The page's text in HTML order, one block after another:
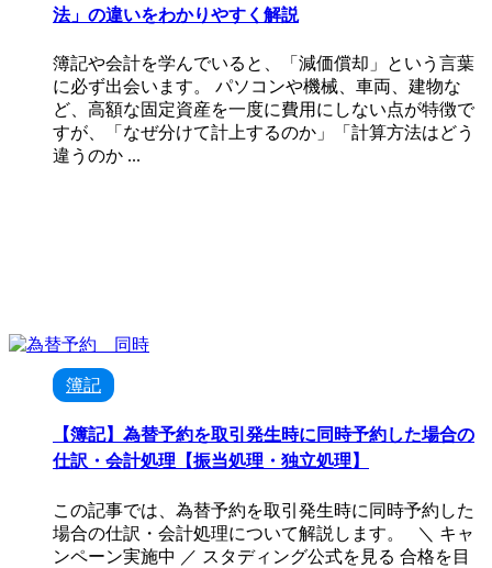
法」の違いをわかりやすく解説
簿記や会計を学んでいると、「減価償却」という言葉
に必ず出会います。 パソコンや機械、車両、建物な
ど、高額な固定資産を一度に費用にしない点が特徴で
すが、「なぜ分けて計上するのか」「計算方法はどう
違うのか ...
簿記
【簿記】為替予約を取引発生時に同時予約した場合の
仕訳・会計処理【振当処理・独立処理】
この記事では、為替予約を取引発生時に同時予約した
場合の仕訳・会計処理について解説します。 ＼ キャ
ンペーン実施中 ／ スタディング公式を見る 合格を目